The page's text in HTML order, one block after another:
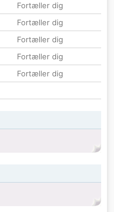
Fortæller dig
Fortæller dig
Fortæller dig
Fortæller dig
Fortæller dig